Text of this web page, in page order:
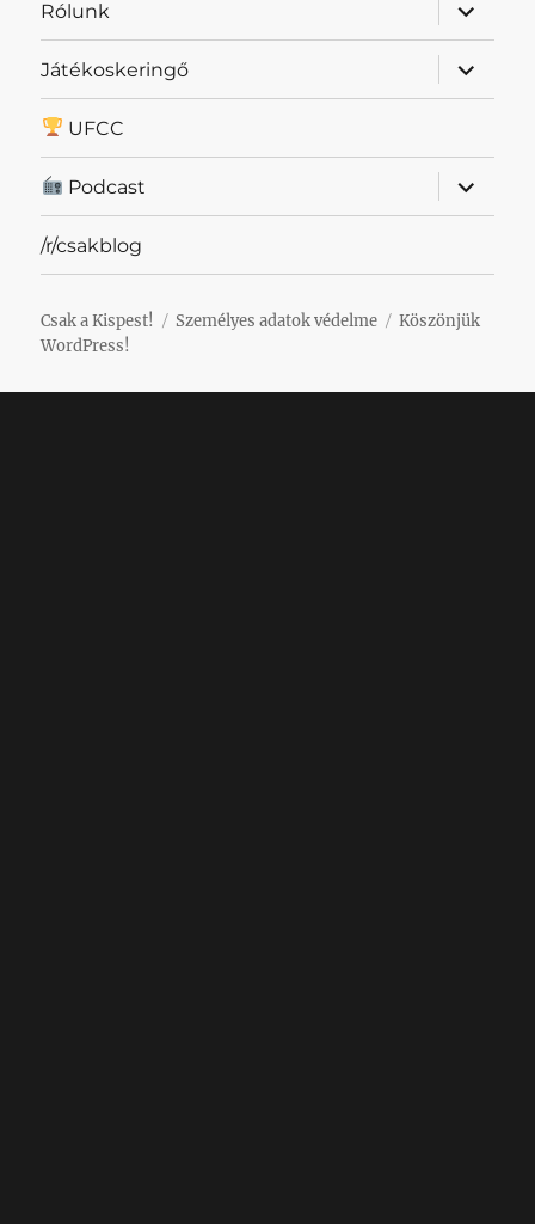
Rólunk
Játékoskeringő
almenü
UFCC
Podcast
almenü
/r/csakblog
Csak a Kispest! Személyes adatok védelme
Köszönjük
WordPress!